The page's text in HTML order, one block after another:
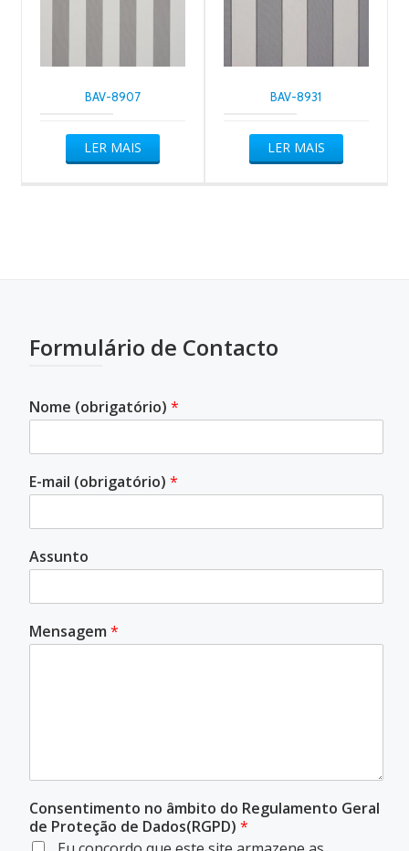
BAV-8907
LER MAIS
BAV-8931
LER MAIS
Formulário de Contacto
Nome (obrigatório) *
E-mail (obrigatório) *
Assunto
Mensagem *
Consentimento no âmbito do Regulamento Geral
de Proteção de Dados(RGPD) *